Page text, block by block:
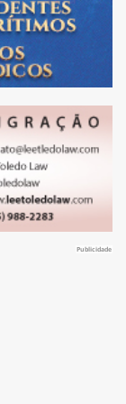
Publicidade